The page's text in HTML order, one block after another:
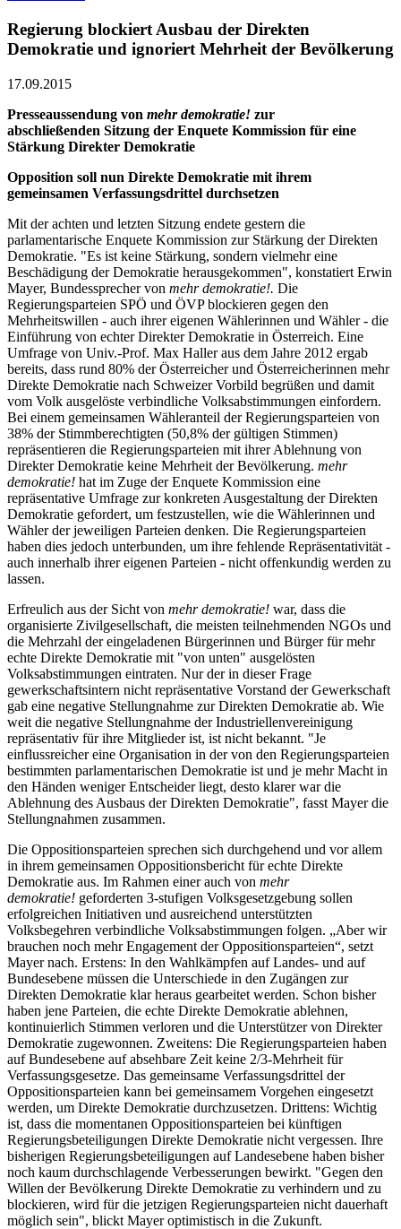
Regierung blockiert Ausbau der Direkten
Demokratie und ignoriert Mehrheit der Bevölkerung
17.09.2015
Presseaussendung von mehr demokratie! zur
abschließenden Sitzung der Enquete Kommission für eine
Stärkung Direkter Demokratie
Opposition soll nun Direkte Demokratie mit ihrem
gemeinsamen Verfassungsdrittel durchsetzen
Mit der achten und letzten Sitzung endete gestern die
parlamentarische Enquete Kommission zur Stärkung der Direkten
Demokratie. "Es ist keine Stärkung, sondern vielmehr eine
Beschädigung der Demokratie herausgekommen", konstatiert Erwin
Mayer, Bundessprecher von mehr demokratie!. Die
Regierungsparteien SPÖ und ÖVP blockieren gegen den
Mehrheitswillen - auch ihrer eigenen Wählerinnen und Wähler - die
Einführung von echter Direkter Demokratie in Österreich. Eine
Umfrage von Univ.-Prof. Max Haller aus dem Jahre 2012 ergab
bereits, dass rund 80% der Österreicher und Österreicherinnen mehr
Direkte Demokratie nach Schweizer Vorbild begrüßen und damit
vom Volk ausgelöste verbindliche Volksabstimmungen einfordern.
Bei einem gemeinsamen Wähleranteil der Regierungsparteien von
38% der Stimmberechtigten (50,8% der gültigen Stimmen)
repräsentieren die Regierungsparteien mit ihrer Ablehnung von
Direkter Demokratie keine Mehrheit der Bevölkerung. mehr
demokratie! hat im Zuge der Enquete Kommission eine
repräsentative Umfrage zur konkreten Ausgestaltung der Direkten
Demokratie gefordert, um festzustellen, wie die Wählerinnen und
Wähler der jeweiligen Parteien denken. Die Regierungsparteien
haben dies jedoch unterbunden, um ihre fehlende Repräsentativität -
auch innerhalb ihrer eigenen Parteien - nicht offenkundig werden zu
lassen.
Erfreulich aus der Sicht von mehr demokratie! war, dass die
organisierte Zivilgesellschaft, die meisten teilnehmenden NGOs und
die Mehrzahl der eingeladenen Bürgerinnen und Bürger für mehr
echte Direkte Demokratie mit "von unten" ausgelösten
Volksabstimmungen eintraten. Nur der in dieser Frage
gewerkschaftsintern nicht repräsentative Vorstand der Gewerkschaft
gab eine negative Stellungnahme zur Direkten Demokratie ab. Wie
weit die negative Stellungnahme der Industriellenvereinigung
repräsentativ für ihre Mitglieder ist, ist nicht bekannt. "Je
einflussreicher eine Organisation in der von den Regierungsparteien
bestimmten parlamentarischen Demokratie ist und je mehr Macht in
den Händen weniger Entscheider liegt, desto klarer war die
Ablehnung des Ausbaus der Direkten Demokratie", fasst Mayer die
Stellungnahmen zusammen.
Die Oppositionsparteien sprechen sich durchgehend und vor allem
in ihrem gemeinsamen Oppositionsbericht für echte Direkte
Demokratie aus. Im Rahmen einer auch von mehr
demokratie! geforderten 3-stufigen Volksgesetzgebung sollen
erfolgreichen Initiativen und ausreichend unterstützten
Volksbegehren verbindliche Volksabstimmungen folgen. „Aber wir
brauchen noch mehr Engagement der Oppositionsparteien“, setzt
Mayer nach. Erstens: In den Wahlkämpfen auf Landes- und auf
Bundesebene müssen die Unterschiede in den Zugängen zur
Direkten Demokratie klar heraus gearbeitet werden. Schon bisher
haben jene Parteien, die echte Direkte Demokratie ablehnen,
kontinuierlich Stimmen verloren und die Unterstützer von Direkter
Demokratie zugewonnen. Zweitens: Die Regierungsparteien haben
auf Bundesebene auf absehbare Zeit keine 2/3-Mehrheit für
Verfassungsgesetze. Das gemeinsame Verfassungsdrittel der
Oppositionsparteien kann bei gemeinsamem Vorgehen eingesetzt
werden, um Direkte Demokratie durchzusetzen. Drittens: Wichtig
ist, dass die momentanen Oppositionsparteien bei künftigen
Regierungsbeteiligungen Direkte Demokratie nicht vergessen. Ihre
bisherigen Regierungsbeteiligungen auf Landesebene haben bisher
noch kaum durchschlagende Verbesserungen bewirkt. "Gegen den
Willen der Bevölkerung Direkte Demokratie zu verhindern und zu
blockieren, wird für die jetzigen Regierungsparteien nicht dauerhaft
möglich sein", blickt Mayer optimistisch in die Zukunft.